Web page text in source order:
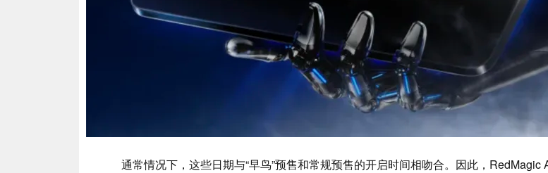
通常情况下，这些日期与“早鸟”预售和常规预售的开启时间相吻合。因此，RedMagic